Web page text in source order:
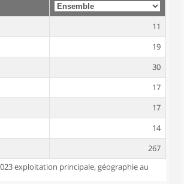
11
19
30
17
17
14
267
exploitation principale, géographie au